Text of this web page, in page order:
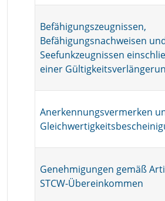
Befähigungszeugnissen,
Befähigungsnachweisen
Seefunkzeugnissen
einer
Anerkennungsvermerken
Genehmigungen gemäß
STCW-Übereinkommen